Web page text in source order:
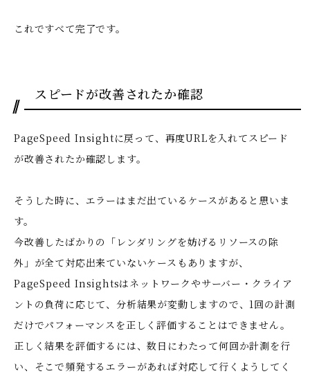
これですべて完了です。
スピードが改善されたか確認
PageSpeed Insightに戻って、再度URLを入れてスピード
が改善されたか確認します。
そうした時に、エラーはまだ出ているケースがあると思いま
す。
今改善したばかりの「レンダリングを妨げるリソースの除
外」が全て対応出来ていないケースもありますが、
PageSpeed Insightsはネットワークやサーバー・クライア
ントの負荷に応じて、分析結果が変動しますので、1回の計測
だけでパフォーマンスを正しく評価することはできません。
正しく結果を評価するには、数日にわたって何回か計測を行
い、そこで頻発するエラーがあれば対応して行くようしてく